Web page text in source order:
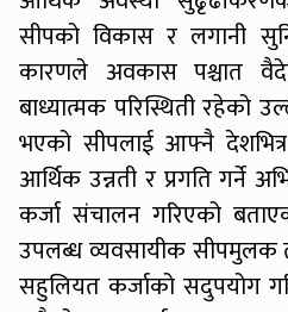
सीपको विकास र लगानी
कारणले अवकास पश्चात
बाध्यात्मक परिस्थिती
भएको सीपलाई आफ्नै
आर्थिक उन्नती र प्रगति गर्ने
कर्जा संचालन गरिएको
उपलब्ध व्यवसायीक सीपमुलक
सहुलियत कर्जाको सदुपयोग